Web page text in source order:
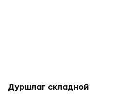
Дуршлаг складной